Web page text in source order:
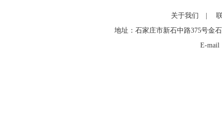
关于我们
地址：石家庄市新石中路375号金
E-mail